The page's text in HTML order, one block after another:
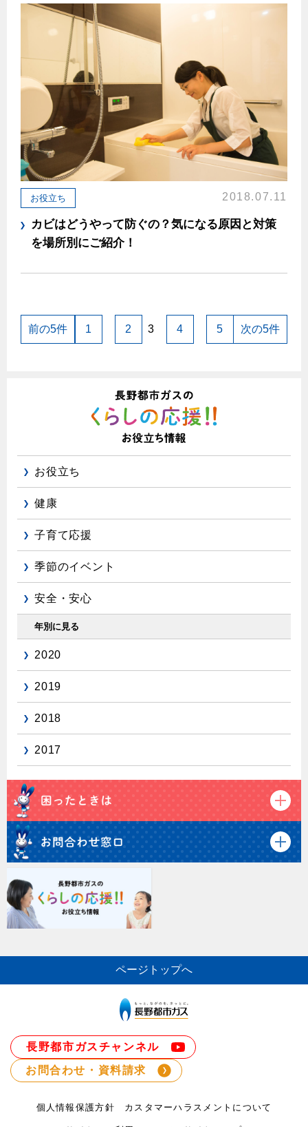
お役立ち 2018.07.11
カビはどうやって防ぐの？気になる原因と対策
を場所別にご紹介！
前の5件 1 2 3 4 5 次の5件
お役立ち
健康
子育て応援
季節のイベント
安全・安心
年別に見る
2020
2019
2018
2017
ページトップへ
長野都市ガスチャンネル
お問合わせ・資料請求
個人情報保護方針 カスタマーハラスメントについて